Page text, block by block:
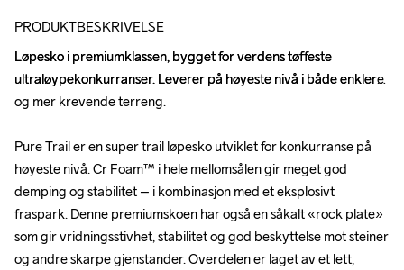
PRODUKTBESKRIVELSE
Løpesko i premiumklassen, bygget for verdens tøffeste
ultraløypekonkurranser. Leverer på høyeste nivå i både enklere
og mer krevende terreng.
Pure Trail er en super trail løpesko utviklet for konkurranse på
høyeste nivå. Cr Foam™ i hele mellomsålen gir meget god
demping og stabilitet – i kombinasjon med et eksplosivt
fraspark. Denne premiumskoen har også en såkalt «rock plate»
som gir vridningsstivhet, stabilitet og god beskyttelse mot steiner
og andre skarpe gjenstander. Overdelen er laget av et lett,
Løpesko i premiumklassen, bygget for verdens tøffeste
ultraløypekonkurranser. Leverer på høyeste nivå i både enklere
og mer krevende terreng.
Pure Trail er en super trail løpesko utviklet for konkurranse på
høyeste nivå. Cr Foam™ i hele mellomsålen gir meget god
demping og stabilitet – i kombinasjon med et eksplosivt
fraspark. Denne premiumskoen har også en såkalt «rock plate»
som gir vridningsstivhet, stabilitet og god beskyttelse mot steiner
og andre skarpe gjenstander. Overdelen er laget av et lett,